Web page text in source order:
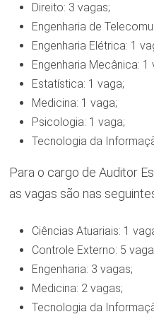
Direito: 3 vagas;
Engenharia de
Engenharia Elétrica: 1
Engenharia Mecânica: 1
Estatística: 1 vaga;
Medicina: 1 vaga;
Psicologia: 1 vaga;
Tecnologia da
Para o cargo de Auditor
as vagas são nas
Ciências Atuariais: 1
Controle Externo: 5
Engenharia: 3 vagas;
Medicina: 2 vagas;
Tecnologia da